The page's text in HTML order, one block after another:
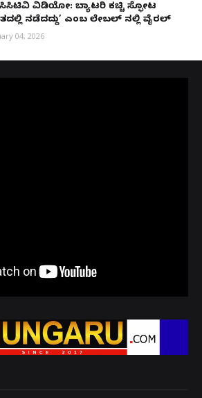
ವಿಡಿಯೋ: ಬ್ಯಾಟರಿ ಕಚ್ಚಿ ಸ್ಫೋಟ
ನಡೆದದ್ದು’ ಎಂಬ ಲೇಬಲ್ ನಲ್ಲಿ ವೈರಲ್
04, 2026